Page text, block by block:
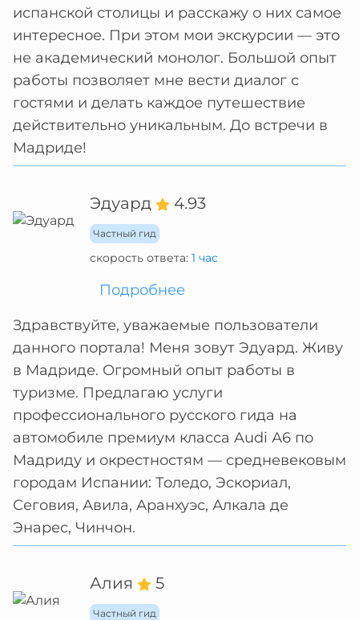
испанской столицы и расскажу о них самое
интересное. При этом мои экскурсии — это
не академический монолог. Большой опыт
работы позволяет мне вести диалог с
гостями и делать каждое путешествие
действительно уникальным. До встречи в
Мадриде!
Эдуард 4.93
Частный гид
скорость ответа: 1 час
Подробнее
Здравствуйте, уважаемые пользователи
данного портала! Меня зовут Эдуард. Живу
в Мадриде. Огромный опыт работы в
туризме. Предлагаю услуги
профессионального русского гида на
автомобиле премиум класса Audi А6 по
Мадриду и окрестностям — средневековым
городам Испании: Толедо, Эскориал,
Сеговия, Авила, Аранхуэс, Алкала де
Энарес, Чинчон.
Алия 5
Частный гид